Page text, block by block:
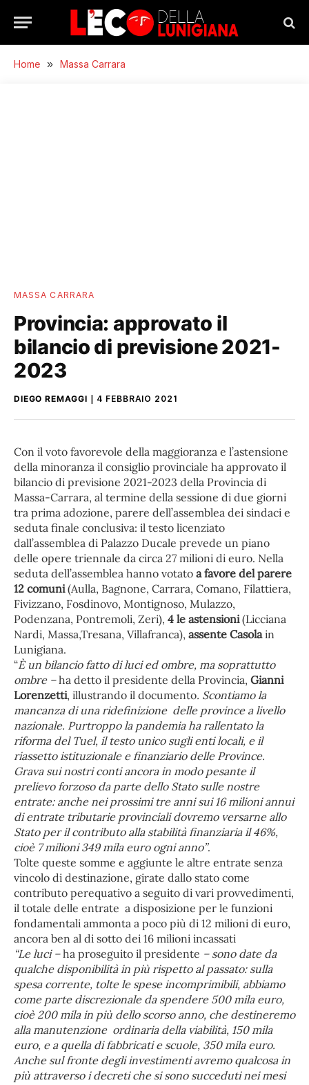
Home » Massa Carrara
MASSA CARRARA
Provincia: approvato il
bilancio di previsione 2021-
2023
DIEGO REMAGGI 4 FEBBRAIO 2021
Con il voto favorevole della maggioranza e l’astensione
della minoranza il consiglio provinciale ha approvato il
bilancio di previsione 2021-2023 della Provincia di
Massa-Carrara, al termine della sessione di due giorni
tra prima adozione, parere dell’assemblea dei sindaci e
seduta finale conclusiva: il testo licenziato
dall’assemblea di Palazzo Ducale prevede un piano
delle opere triennale da circa 27 milioni di euro. Nella
seduta dell’assemblea hanno votato a favore del parere
12 comuni(Aulla, Bagnone, Carrara, Comano, Filattiera,
Fivizzano, Fosdinovo, Montignoso, Mulazzo,
Podenzana, Pontremoli, Zeri), 4 le astensioni(Licciana
Nardi, Massa,Tresana, Villafranca), assente Casolain
Lunigiana.
“È un bilancio fatto di luci ed ombre, ma soprattutto
ombre –ha detto il presidente della Provincia, Gianni
Lorenzetti, illustrando il documento. Scontiamo la
mancanza di una ridefinizione delle province a livello
nazionale. Purtroppo la pandemia ha rallentato la
riforma del Tuel, il testo unico sugli enti locali, e il
riassetto istituzionale e finanziario delle Province.
Grava sui nostri conti ancora in modo pesante il
prelievo forzoso da parte dello Stato sulle nostre
entrate: anche nei prossimi tre anni sui 16 milioni annui
di entrate tributarie provinciali dovremo versarne allo
Stato per il contributo alla stabilità finanziaria il 46%,
cioè 7 milioni 349 mila euro ogni anno”.
Tolte queste somme e aggiunte le altre entrate senza
vincolo di destinazione, girate dallo stato come
contributo perequativo a seguito di vari provvedimenti,
il totale delle entrate a disposizione per le funzioni
fondamentali ammonta a poco più di 12 milioni di euro,
ancora ben al di sotto dei 16 milioni incassati
“Le luci –ha proseguito il presidente – sono date da
qualche disponibilità in più rispetto al passato: sulla
spesa corrente, tolte le spese incomprimibili, abbiamo
come parte discrezionale da spendere 500 mila euro,
cioè 200 mila in più dello scorso anno, che destineremo
alla manutenzione ordinaria della viabilità, 150 mila
euro, e a quella di fabbricati e scuole, 350 mila euro.
Anche sul fronte degli investimenti avremo qualcosa in
più attraverso i decreti che si sono succeduti nei mesi